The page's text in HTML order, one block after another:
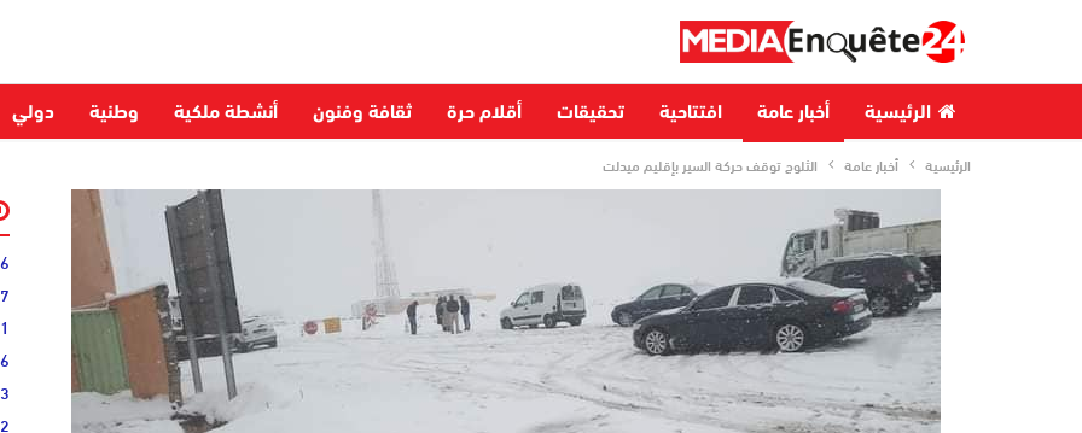
الرئيسية أخبار عامة افتتاحية تحقيقات أقلام حرة ثقافة وفنون أنشطة ملكية وطنية دولي
الرئيسية أخبار عامة الثلوج توقف حركة السير بإقليم ميدلت